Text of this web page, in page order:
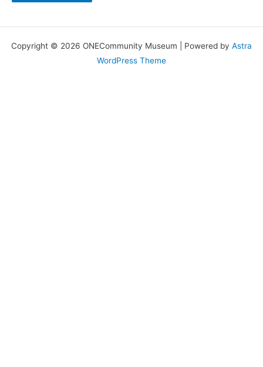
Copyright © 2026 ONECommunity Museum | Powered by Astra
WordPress Theme